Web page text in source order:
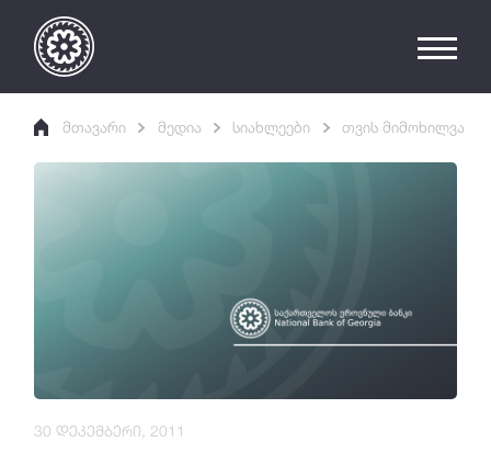
მთავარი მედია სიახლეები თვის მიმოხილვა
30 დეკემბერი, 2011